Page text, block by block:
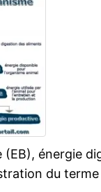
énergie
du terme